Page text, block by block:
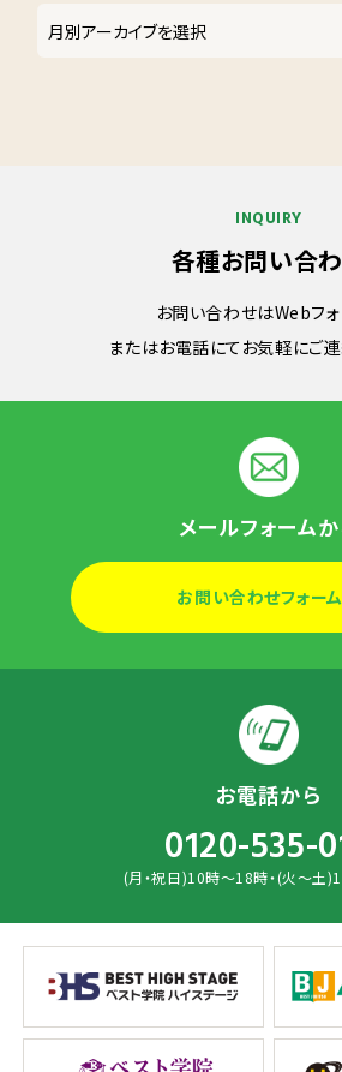
INQUIRY
各種お問い合
お問い合わせはWebフォ
またはお電話にてお気軽にご連
メールフォーム
お問い合わせフォー
お電話から
0120-535-
(月・祝日)10時～18時・(火～土